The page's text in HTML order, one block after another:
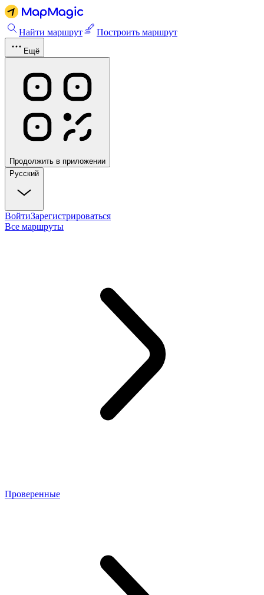
Найти маршрут Построить маршрут
Ещё
Продолжить в приложении
Русский
ВойтиЗарегистрироваться
Все маршруты
Проверенные